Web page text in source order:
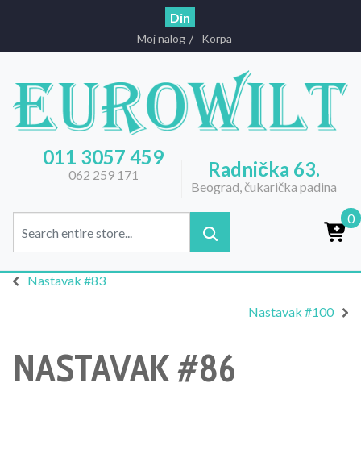
Din
Moj nalog Korpa
011 3057 459
062 259 171 Radnička 63.
Beograd, čukarička padina
0
Nastavak #83
Nastavak #100
NASTAVAK #86